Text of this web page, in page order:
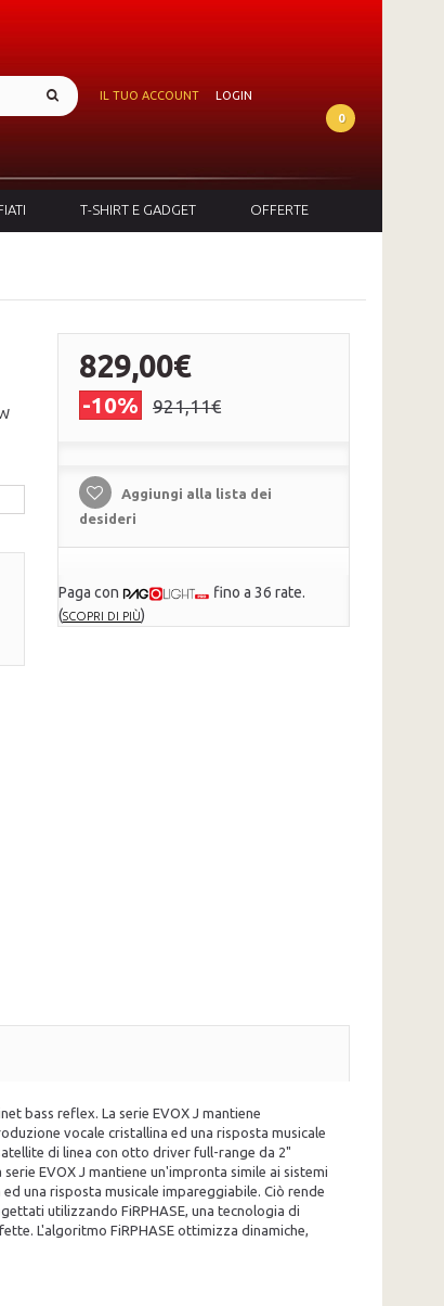
IL TUO ACCOUNT
LOGIN
0
T-SHIRT E GADGET OFFERTE
829,00€
-10% 921,11€
Aggiungi alla lista dei
desideri
Paga con
fino a 36 rate.
(SCOPRI DI PIÙ)
bass reflex. La serie EVOX J mantiene
vocale cristallina ed una risposta musicale
di linea con otto driver full-range da 2"
EVOX J mantiene un'impronta simile ai sistemi
una risposta musicale impareggiabile. Ciò rende
utilizzando FiRPHASE, una tecnologia di
L'algoritmo FiRPHASE ottimizza dinamiche,